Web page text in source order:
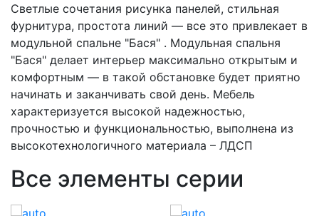
Светлые сочетания рисунка панелей, стильная
фурнитура, простота линий — все это привлекает в
модульной спальне "Бася" . Модульная спальня
"Бася" делает интерьер максимально открытым и
комфортным — в такой обстановке будет приятно
начинать и заканчивать свой день. Мебель
характеризуется высокой надежностью,
прочностью и функциональностью, выполнена из
высокотехнологичного материала – ЛДСП
Все элементы серии